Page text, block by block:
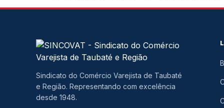
Sindicato do Comércio Varejista de Taubaté
e Região. Representando com excelência
desde 1948.